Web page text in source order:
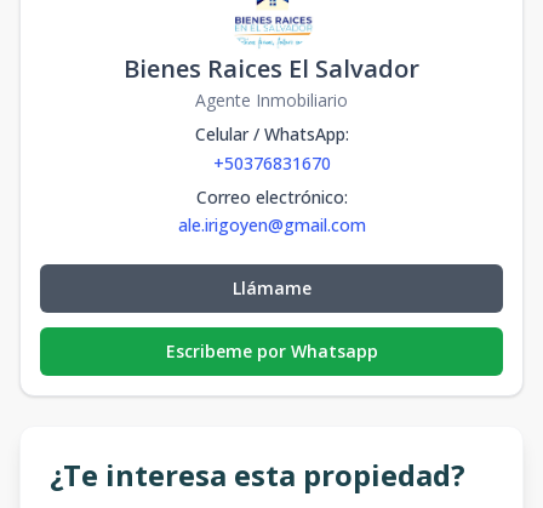
Bienes Raices El Salvador
Agente Inmobiliario
Celular / WhatsApp:
+50376831670
Correo electrónico:
ale.irigoyen@gmail.com
Llámame
Escribeme por Whatsapp
¿Te interesa esta propiedad?